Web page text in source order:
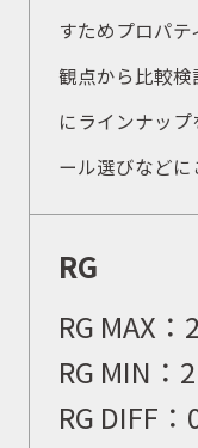
すためプロパ
観点から比較
にラインナッ
ール選びなどに
RG
RG MAX：
RG MIN：
RG DIFF：